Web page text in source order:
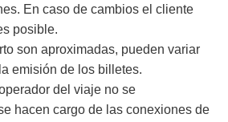
En caso de cambios el cliente
posible.
son aproximadas, pueden variar
emisión de los billetes.
del viaje no se
hacen cargo de las conexiones de